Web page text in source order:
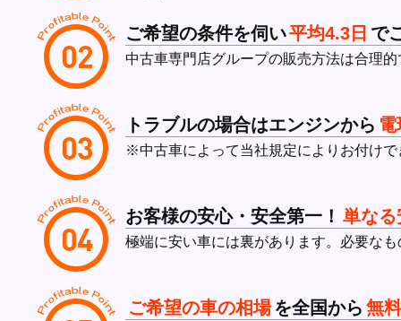
ご希望の条件を伺い平均4.3日 で
中古車専門店グループの販売方法は合理
トラブルの場合はエンジンから
※中古車によって当社規定によりお付け
お客様の安心・安全第一！ 単なる
極端に安い車には裏があります。必要な
ご希望の車の相場 を全国から 無料